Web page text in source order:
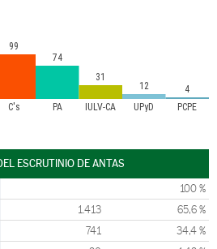
C's PA IULV-CA UPyD PCPE
99
74
31
12 4
ESCRUTINIO DE ANTAS
100 %
1.413 65,6 %
741 34,4 %